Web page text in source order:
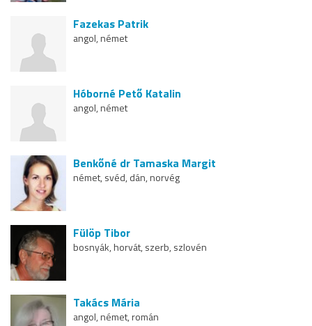
Fazekas Patrik
angol, német
Hóborné Pető Katalin
angol, német
Benkőné dr Tamaska Margit
német, svéd, dán, norvég
Fülöp Tibor
bosnyák, horvát, szerb, szlovén
Takács Mária
angol, német, román